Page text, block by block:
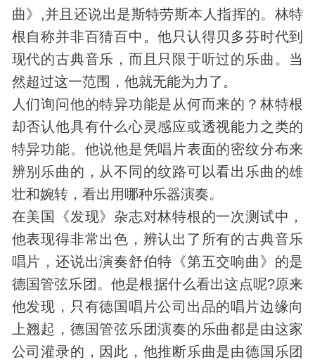
曲》,并且还说出是斯特劳斯本人指挥的。林特
根自称并非百猜百中。他只认得贝多芬时代到
现代的古典音乐，而且只限于听过的乐曲。当
然超过这一范围，他就无能为力了。
人们询问他的特异功能是从何而来的？林特根
却否认他具有什么心灵感应或透视能力之类的
特异功能。他说他是凭唱片表面的密纹分布来
辨别乐曲的，从不同的纹路可以看出乐曲的雄
壮和婉转，看出用哪种乐器演奏。
在美国《发现》杂志对林特根的一次测试中，
他表现得非常出色，辨认出了所有的古典音乐
唱片，还说出演奏舒伯特《第五交响曲》的是
德国管弦乐团。他是根据什么看出这点呢?原来
他发现，只有德国唱片公司出品的唱片边缘向
上翘起，德国管弦乐团演奏的乐曲都是由这家
公司灌录的，因此，他推断乐曲是由德国乐团